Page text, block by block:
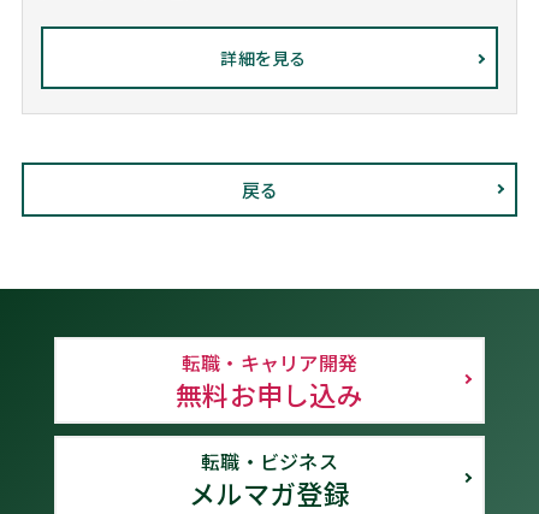
詳細を見る
戻る
転職・キャリア開発
無料お申し込み
転職・ビジネス
メルマガ登録